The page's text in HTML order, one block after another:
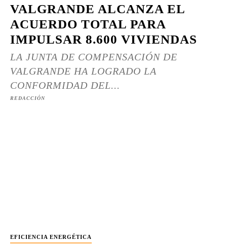
VALGRANDE ALCANZA EL
ACUERDO TOTAL PARA
IMPULSAR 8.600 VIVIENDAS
LA JUNTA DE COMPENSACIÓN DE
VALGRANDE HA LOGRADO LA
CONFORMIDAD DEL...
REDACCIÓN
EFICIENCIA ENERGÉTICA